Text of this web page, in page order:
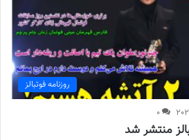
روزنامه فوتبالز
0